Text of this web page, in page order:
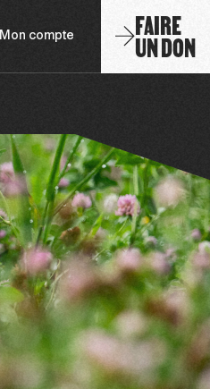
Mon compte FAIRE
UN DON